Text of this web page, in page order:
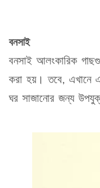
বনসাই
বনসাই আলংকারিক
করা হয়। তবে, এখানে
ঘর সাজানোর জন্য